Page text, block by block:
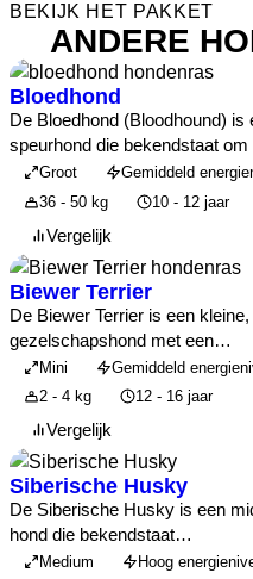
BEKIJK HET PAKKET
ANDERE
Bloedhond
De Bloedhond (Bloodhound)
speurhond die bekendstaat
Groot Gemiddeld
36 - 50 kg
10 - 12 jaar
Vergelijk
Biewer Terrier
De Biewer Terrier is een
gezelschapshond met een…
Mini Gemiddeld
2 - 4 kg
12 - 16 jaar
Vergelijk
Siberische Husky
De Siberische Husky is een
hond die bekendstaat…
Medium Hoog